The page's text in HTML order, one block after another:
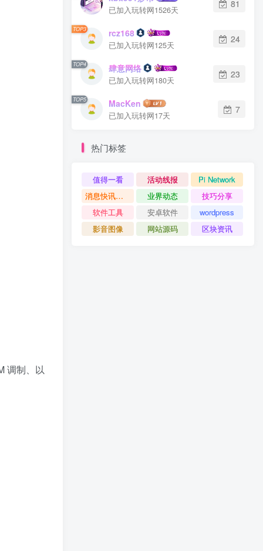
调制、以
已加入玩转网1526天
81
TOP3 rcz168
已加入玩转网125天
24
TOP4 肆意网络
已加入玩转网180天
23
TOP5 MacKen
已加入玩转网17天
7
热门标签
值得一看 活动线报
Pi Network
消息快讯查看更多 》》
业界动态
技巧分享
软件工具
安卓软件
wordpress
影音图像
网站源码 区块资讯